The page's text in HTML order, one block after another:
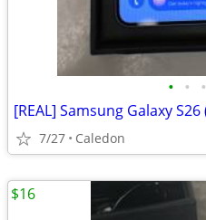
• • •
7/27 Caledon
$16